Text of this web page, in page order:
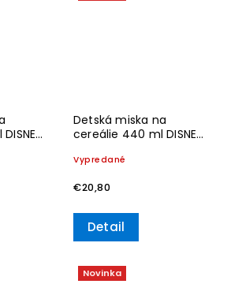
Detská miska na
cereálie 440 ml DISNEY
Vypredané
€20,80
Detail
Novinka